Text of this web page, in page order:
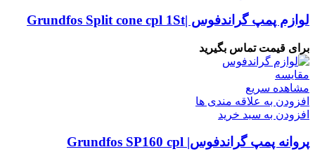
لوازم پمپ گراندفوس |Grundfos Split cone cpl 1St
برای قیمت تماس بگیرید
مقایسه
مشاهده سریع
افزودن به علاقه مندی ها
افزودن به سبد خرید
پروانه پمپ گراندفوس| Grundfos SP160 cpl